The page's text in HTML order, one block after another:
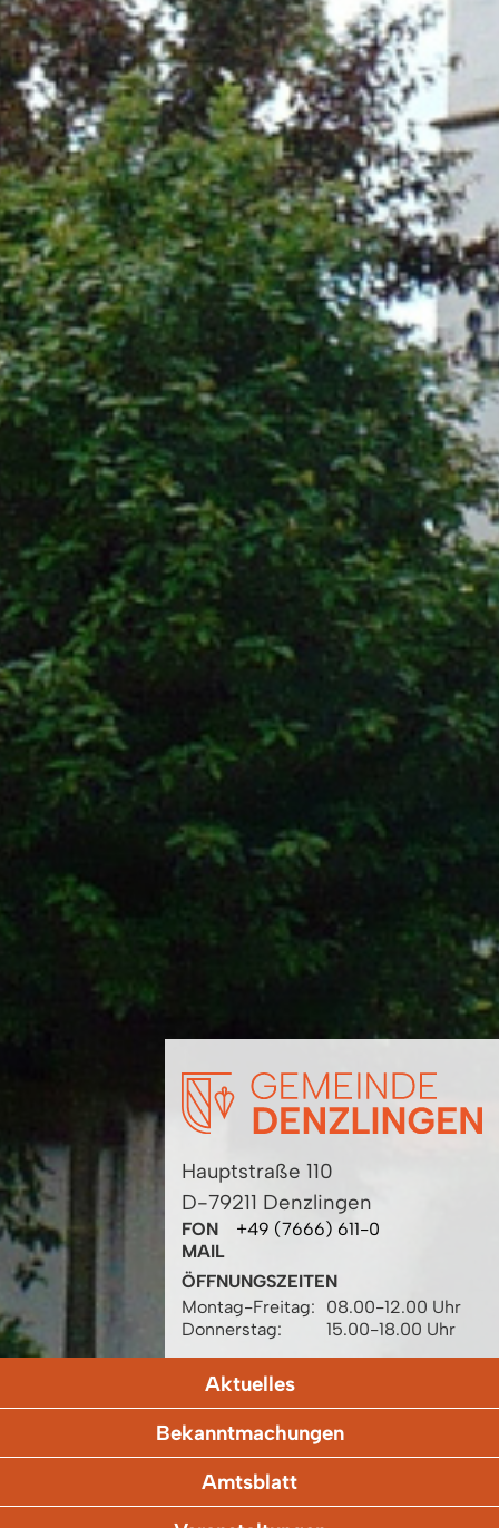
Hauptstraße 110
D-79211 Denzlingen
FON
+49 (7666) 611-0
MAIL
ÖFFNUNGSZEITEN
Montag-Freitag:
08.00-12.00 Uhr
Donnerstag:
15.00-18.00 Uhr
Aktuelles
Bekanntmachungen
Amtsblatt